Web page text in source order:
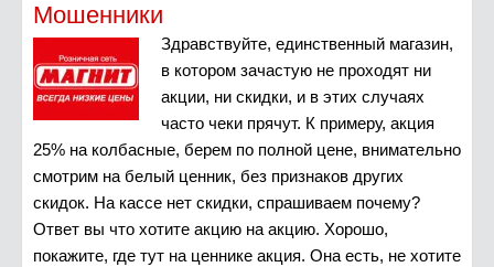
Мошенники
Здравствуйте, единственный магазин,
в котором зачастую не проходят ни
акции, ни скидки, и в этих случаях
часто чеки прячут. К примеру, акция
25% на колбасные, берем по полной цене, внимательно
смотрим на белый ценник, без признаков других
скидок. На кассе нет скидки, спрашиваем почему?
Ответ вы что хотите акцию на акцию. Хорошо,
покажите, где тут на ценнике акция. Она есть, не хотите